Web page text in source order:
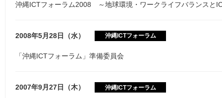
沖縄ICTフォーラム2008 ～地球環境・ワークライフバランスと
2008年5月28日（水） 沖縄ICTフォーラム
「沖縄ICTフォーラム」準備委員会
2007年9月27日（木） 沖縄ICTフォーラム